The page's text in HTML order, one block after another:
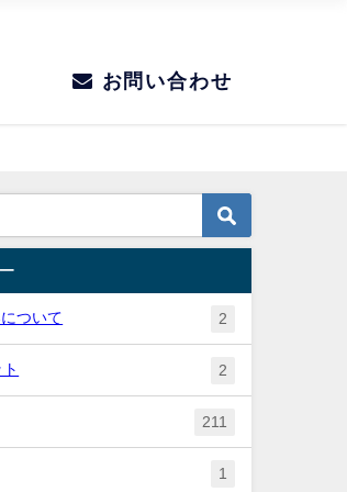
お問い合わせ
ついて 2
2
211
1